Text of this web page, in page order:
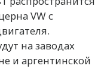
VW с
на заводах
и аргентинской